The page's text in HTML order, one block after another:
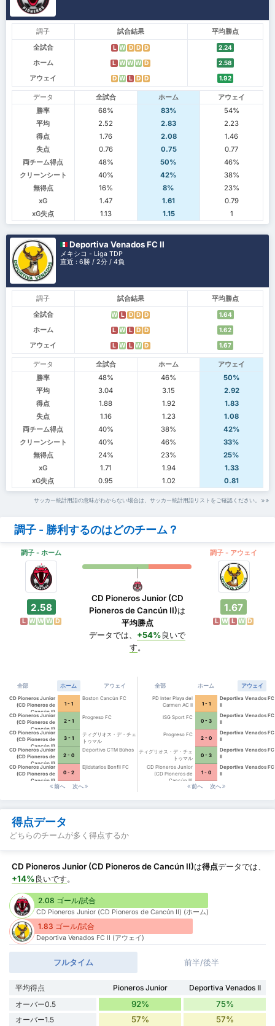
調子 試合結果
平均勝点
全試合
L W D D D 2.24
ホーム L WWW D 2.58
アウェイ D W L D D 1.92
データ 全試合 ホーム
アウェイ
勝率
68% 83%
54%
平均
2.52 2.83
2.23
得点
1.76 2.08
1.46
失点
0.76 0.75
0.77
両チーム得点
48% 50%
46%
クリーンシート
40% 42%
38%
無得点
16% 8%
23%
xG
1.47 1.61
0.79
xG失点
1.13 1.15 1
Deportiva Venados FC II
メキシコ - Liga TDP
直近 : 6勝 / 2分 / 4負
調子 試合結果
平均勝点
全試合
W L D D D 1.64
ホーム L W L D D 1.62
アウェイ L W L W D 1.67
データ 全試合 ホーム
アウェイ
勝率
48% 46%
50%
平均
3.04 3.15
2.92
得点
1.88 1.92
1.83
失点
1.16 1.23
1.08
両チーム得点
40% 38%
42%
クリーンシート
40% 46%
33%
無得点
24% 23%
25%
xG
1.71 1.94
1.33
xG失点
0.95 1.02 0.81
サッカー統計用語の意味がわからない場合は、サッカー統計用語リストをご確認ください。
調子 - 勝利するのはどのチーム？
調子 - ホーム 調子 - アウェイ
2.58
L W W W D
CD Pioneros Junior (CD
Pioneros de Cancún II)は
平均勝点
データでは、 +54%良いで
す。
1.67
L W L W D
全部 ホーム アウェイ
CD Pioneros Junior
(CD Pioneros de
Cancún II)
1 - 1
Boston Cancún FC
CD Pioneros Junior
(CD Pioneros de
Cancún II)
2 - 1
Progreso FC
CD Pioneros Junior
(CD Pioneros de
Cancún II)
3 - 1
ティグリオス・デ・チェ
トゥマル
CD Pioneros Junior
(CD Pioneros de
Cancún II)
2 - 0
Deportivo CTM Búhos
CD Pioneros Junior
(CD Pioneros de
Cancún II)
0 - 2
Ejidatarios Bonfil FC
前へ 次へ
全部 ホーム アウェイ
PD Inter Playa del
Carmen AC II
1 - 1
Deportiva Venados FC
II
ISG Sport FC
0 - 3
Deportiva Venados FC
II
Progreso FC
2 - 0
Deportiva Venados FC
II
ティグリオス・デ・チェ
トゥマル
0 - 3
Deportiva Venados FC
II
CD Pioneros Junior
(CD Pioneros de
Cancún II)
1 - 0
Deportiva Venados FC
II
前へ 次へ
得点データ
どちらのチームが多く得点するか
CD Pioneros Junior (CD Pioneros de Cancún II)は得点データでは、
+14%良いです。
2.08 ゴール/試合
CD Pioneros Junior (CD Pioneros de Cancún II) (ホーム)
1.83 ゴール/試合
Deportiva Venados FC II (アウェイ)
フルタイム 前半/後半
平均得点 Pioneros Junior
Deportiva Venados II
オーバー0.5
92% 75%
オーバー1.5 57% 57%